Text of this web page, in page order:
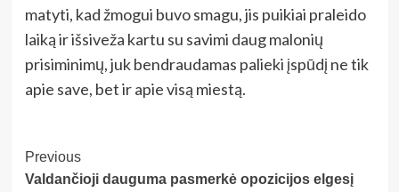
matyti, kad žmogui buvo smagu, jis puikiai praleido
laiką ir išsiveža kartu su savimi daug malonių
prisiminimų, juk bendraudamas palieki įspūdį ne tik
apie save, bet ir apie visą miestą.
Post
Previous
Valdančioji dauguma pasmerkė opozicijos elgesį